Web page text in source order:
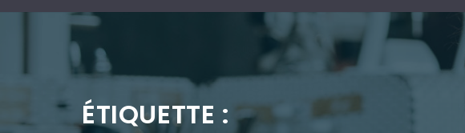
ÉTIQUETTE :